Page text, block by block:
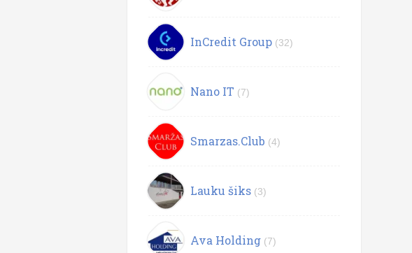
InCredit Group (32)
Nano IT (7)
Smarzas.Club (4)
Lauku šiks (3)
Ava Holding (7)